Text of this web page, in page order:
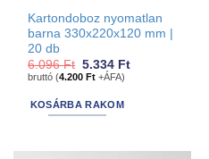
Kartondoboz nyomatlan
barna 330x220x120 mm |
20 db
6.096Ft Original
price
6.096 Ft.
5.334 FtCurrent
bruttó (4.200Ft +ÁFA)
KOSÁRBA RAKOM